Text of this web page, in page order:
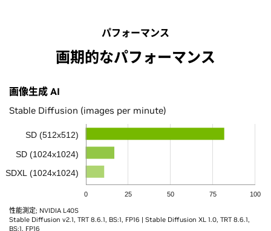
パフォーマンス
画期的なパフォーマンス
画像生成 AI
Stable Diffusion (images per minute)
0 25 50 75 100
SD (512x512)
SD (1024x1024)
SDXL (1024x1024)
性能測定; NVIDIA L40S
Stable Diffusion v2.1, TRT 8.6.1, BS:1, FP16 | Stable Diffusion XL 1.0, TRT 8.6.1,
BS:1, FP16